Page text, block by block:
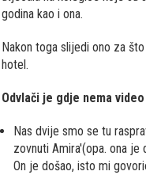
godina kao i ona.
Nakon toga slijedi ono za
hotel.
Odvlači je gdje nema
Nas dvije smo se tu
zovnuti Amira'(opa. ona
On je došao, isto mi